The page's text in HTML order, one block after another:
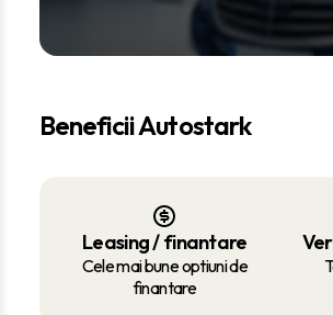
Beneficii Autostark
Leasing / finantare
Cele mai bune optiuni de
finantare